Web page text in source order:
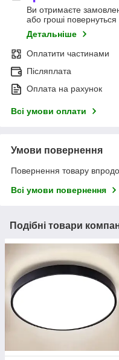
Ви отримаєте
або гроші
Детальніше
Оплатити частинами
Післяплата
Оплата на рахунок
Всі умови оплати
Умови повернення
Повернення товару
Всі умови повернення
Подібні товари